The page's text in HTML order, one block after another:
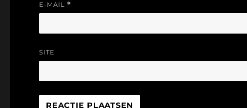
E-MAIL *
SITE